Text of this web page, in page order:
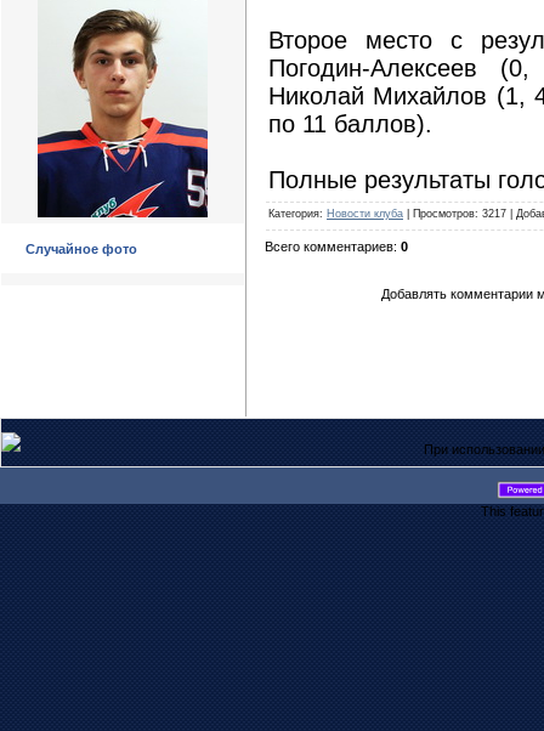
Случайное фото
Второе место с
Погодин-Алексеев
Николай Михайлов (1,
по 11 баллов).
Полные результаты
Категория: Новости клуба Просмотров: 3217 |
Всего комментариев: 0
Добавлять комментарии
При
This